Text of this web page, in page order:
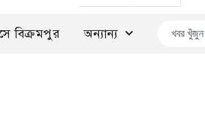
বিক্রমপুর অন্যান্য